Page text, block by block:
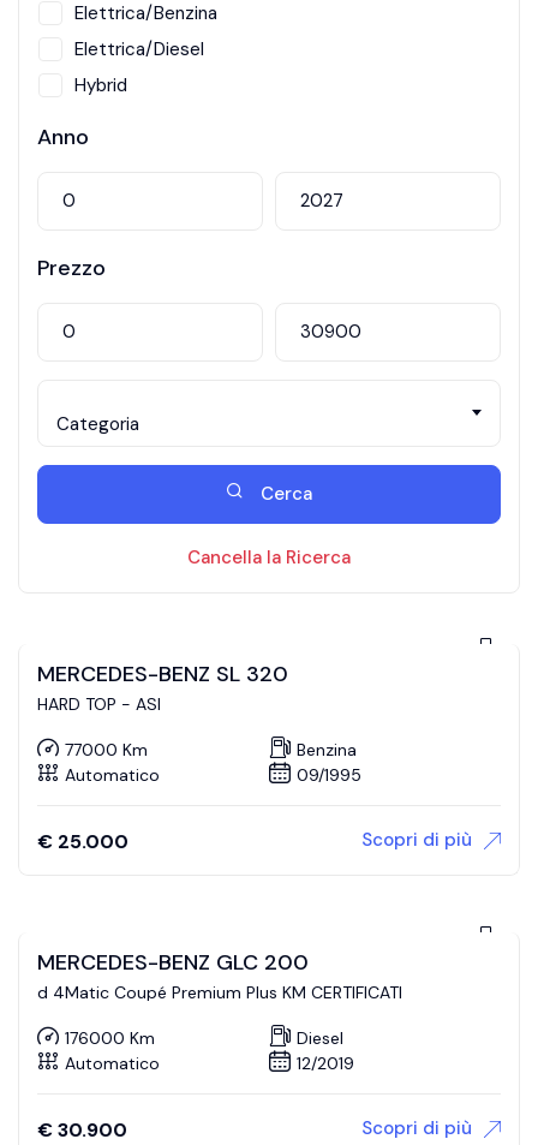
Elettrica/Benzina
Elettrica/Diesel
Hybrid
Anno
Prezzo
Categoria
Cerca
Cancella la Ricerca
MERCEDES-BENZ SL 320
HARD TOP - ASI
77000 Km
Benzina
Automatico
09/1995
€ 25.000 Scopri di più
MERCEDES-BENZ GLC 200
d 4Matic Coupé Premium Plus KM CERTIFICATI
176000 Km
Diesel
Automatico
12/2019
€30.900 Scopri di più